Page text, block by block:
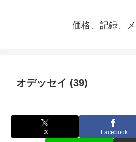
価格、記録、
オデッセイ (39)
X Facebook